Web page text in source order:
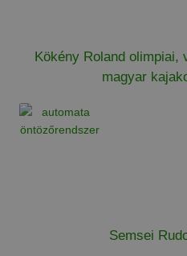
Kökény Roland olimpiai,
magyar
Semsei